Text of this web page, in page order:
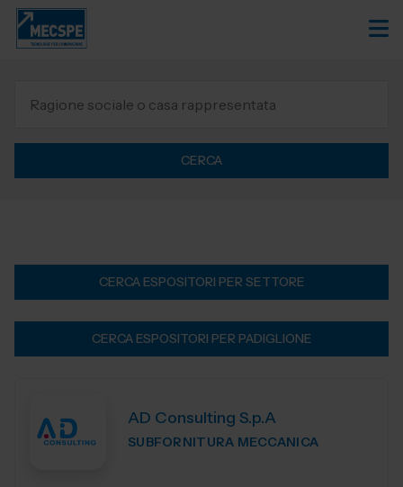
CERCA
CERCA ESPOSITORI PER SETTORE
CERCA ESPOSITORI PER PADIGLIONE
AD Consulting S.p.A
SUBFORNITURA MECCANICA